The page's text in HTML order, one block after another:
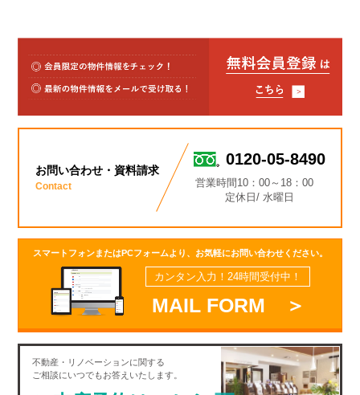
お問い合わせ・資料請求
Contact
0120-05-8490
営業時間10：00～18：00
定休日/ 水曜日
スマートフォンまたはPCフォームより、お気軽にお問い合わせください。
カンタン入力！24時間受付中！
MAIL FORM ＞
不動産・ リノベーションに関する
ご相談にいつでもお答えいたします。